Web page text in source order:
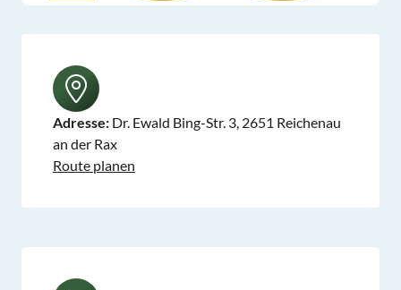
Adresse: Dr. Ewald Bing-Str. 3, 2651 Reichenau
an der Rax
Route planen